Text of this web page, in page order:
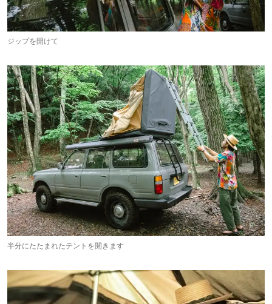
ジップを開けて
半分にたたまれたテントを開きます